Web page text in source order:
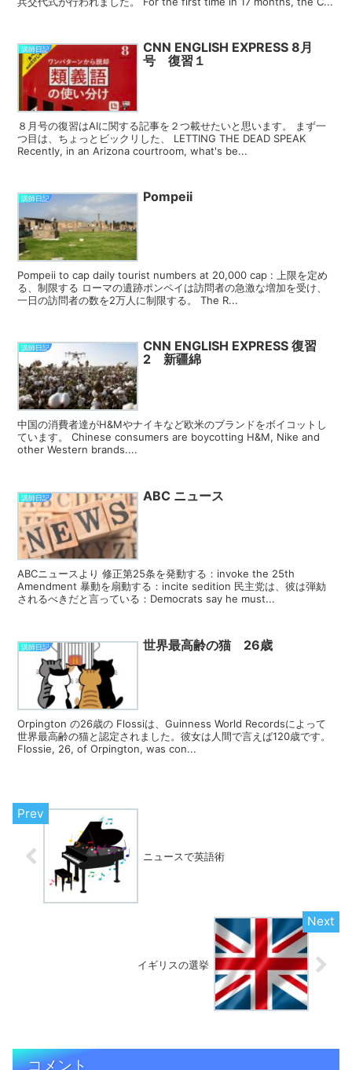
講師日記
CNN ENGLISH EXPRESS 8月
号 復習１
８月号の復習はAIに関する記事を２つ載せたいと思います。 まず一
つ目は、ちょっとビックリした、 LETTING THE DEAD SPEAK
Recently, in an Arizona courtroom, what's be...
講師日記 Pompeii
Pompeii to cap daily tourist numbers at 20,000 cap : 上限を定め
る、制限する ローマの遺跡ポンペイは訪問者の急激な増加を受け、
一日の訪問者の数を2万人に制限する。 The R...
講師日記
CNN ENGLISH EXPRESS 復習
2 新疆綿
中国の消費者達がH&Mやナイキなど欧米のブランドをボイコットし
ています。 Chinese consumers are boycotting H&M, Nike and
other Western brands....
講師日記 ABC ニュース
ABCニュースより 修正第25条を発動する：invoke the 25th
Amendment 暴動を扇動する：incite sedition 民主党は、彼は弾劾
されるべきだと言っている：Democrats say he must...
講師日記 世界最高齢の猫 26歳
Orpington の26歳の Flossiは、Guinness World Recordsによって
世界最高齢の猫と認定されました。彼女は人間で言えば120歳です。
Flossie, 26, of Orpington, was con...
ニュースで英語術
イギリスの選挙
コメント